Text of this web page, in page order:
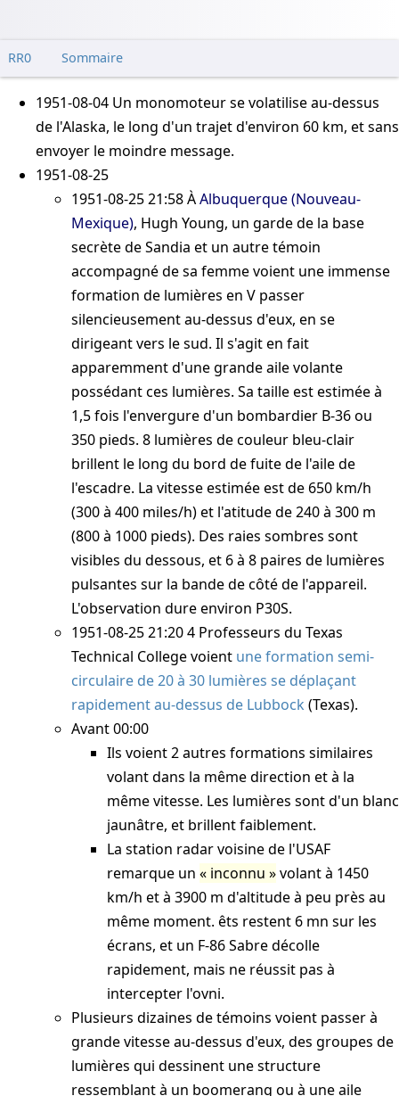
RR0 Sommaire
1951-08-04 Un monomoteur se volatilise au-dessus
de l'Alaska, le long d'un trajet d'environ 60 km, et sans
envoyer le moindre message.
1951-08-25
1951-08-25 21:58ÀAlbuquerque (Nouveau-
Mexique), Hugh Young, un garde de la base
secrète de Sandia et un autre témoin
accompagné de sa femme voient une immense
formation de lumières en V passer
silencieusement au-dessus d'eux, en se
dirigeant vers le sud. Il s'agit en fait
apparemment d'une grande aile volante
possédant ces lumières. Sa taille est estimée à
1,5 fois l'envergure d'un bombardier B-36 ou
350 pieds. 8 lumières de couleur bleu-clair
brillent le long du bord de fuite de l'aile de
l'escadre. La vitesse estimée est de 650 km/h
(300 à 400 miles/h) et l'atitude de 240 à 300 m
(800 à 1000 pieds). Des raies sombres sont
visibles du dessous, et 6 à 8 paires de lumières
pulsantes sur la bande de côté de l'appareil.
L'observation dure environ P30S.
1951-08-25 21:204 Professeurs du Texas
Technical College voient une formation semi-
circulaire de 20 à 30 lumières se déplaçant
rapidement au-dessus de Lubbock (Texas).
Avant 00:00
Ils voient 2 autres formations similaires
volant dans la même direction et à la
même vitesse. Les lumières sont d'un blanc
jaunâtre, et brillent faiblement.
La station radar voisine de l'USAF
remarque un
inconnu
volant à 1450
km/h et à 3900 m d'altitude à peu près au
même moment. êts restent 6 mn sur les
écrans, et un F-86 Sabre décolle
rapidement, mais ne réussit pas à
intercepter l'ovni.
Plusieurs dizaines de témoins voient passer à
grande vitesse au-dessus d'eux, des groupes de
lumières qui dessinent une structure
ressemblant à un boomerang ou à une aile